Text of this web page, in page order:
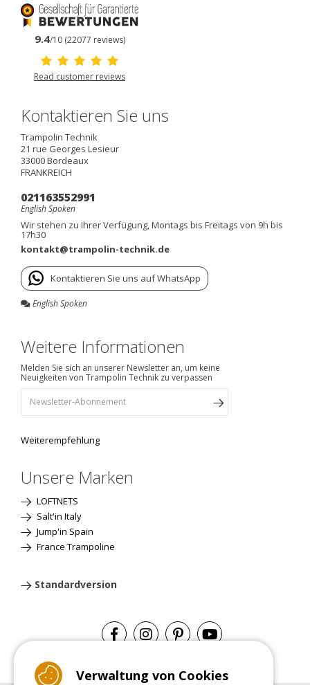
9.4/10 (22077 reviews)
Read customer reviews
Kontaktieren Sie uns
Trampolin Technik
21 rue Georges Lesieur
33000Bordeaux
FRANKREICH
021163552991
English Spoken
Wir stehen zu Ihrer Verfügung, Montags bis Freitags von 9h bis
17h30
kontakt@trampolin-technik.de
Kontaktieren Sie uns auf WhatsApp
English Spoken
Weitere Informationen
Melden Sie sich an unserer Newsletter an, um keine
Neuigkeiten von Trampolin Technik zu verpassen
Weiterempfehlung
Unsere Marken
LOFTNETS
Salt'in Italy
Jump'in Spain
France Trampoline
Standardversion
Verwaltung von Cookies